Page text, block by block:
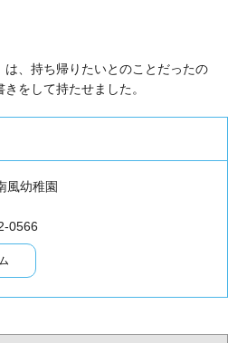
は、持ち帰りたいとのことだったの
をして持たせました。
風幼稚園
0566